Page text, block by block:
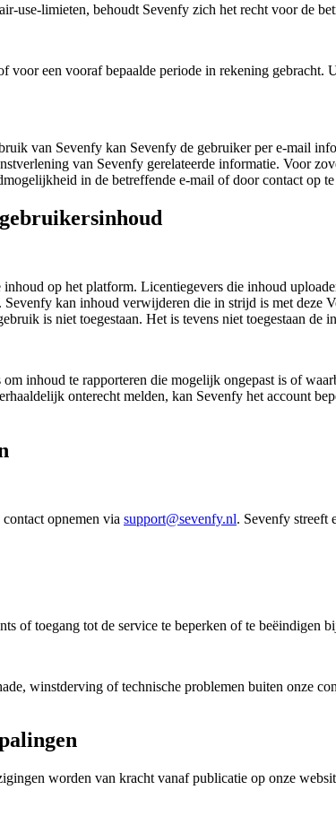
behoudt Sevenfy zich het recht voor de
voor een vooraf bepaalde periode in rekening
van Sevenfy kan Sevenfy de gebruiker per e-mail
van Sevenfy gerelateerde informatie. Voor
in de betreffende e-mail of door contact op
op het platform. Licentiegevers die inhoud
kan inhoud verwijderen die in strijd is met
is niet toegestaan. Het is tevens niet toegestaan de
inhoud te rapporteren die mogelijk ongepast is of
onterecht melden, kan Sevenfy het account
opnemen via support@sevenfy.nl. Sevenfy streeft
of toegang tot de service te beperken of te beëindigen
winstderving of technische problemen buiten onze
worden van kracht vanaf publicatie op onze